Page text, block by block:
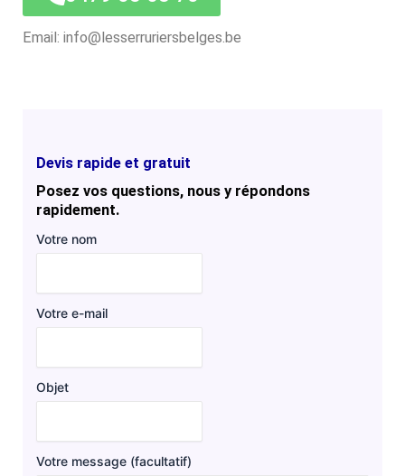
Email: info@lesserruriersbelges.be
Devis rapide et gratuit
Posez vos questions, nous y répondons
rapidement.
Votre nom
Votre e-mail
Objet
Votre message (facultatif)